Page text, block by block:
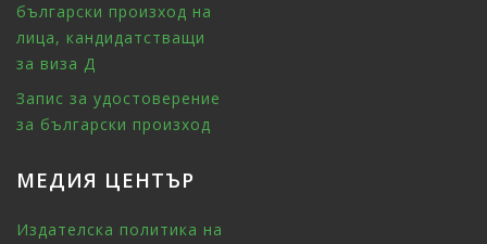
български произход на
лица, кандидатстващи
за виза Д
Запис за удостоверение
за български произход
МЕДИЯ ЦЕНТЪР
Издателска политика на